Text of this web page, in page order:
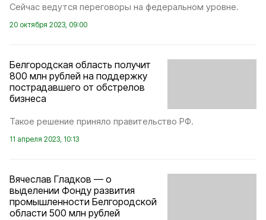
Сейчас ведутся переговоры на федеральном уровне.
20 октября 2023, 09:00
Белгородская область получит
800 млн рублей на поддержку
пострадавшего от обстрелов
бизнеса
Такое решение приняло правительство РФ.
11 апреля 2023, 10:13
Вячеслав Гладков — о
выделении Фонду развития
промышленности Белгородской
области 500 млн рублей